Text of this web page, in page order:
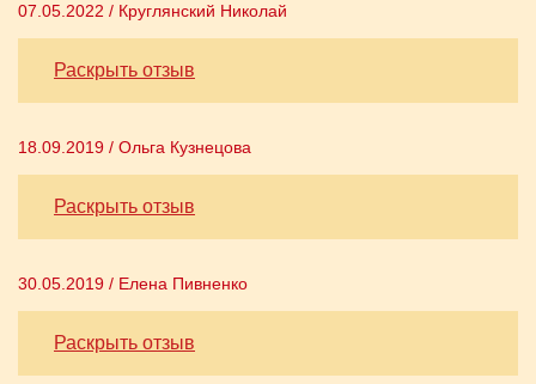
07.05.2022 / Круглянский Николай
Раскрыть отзыв
18.09.2019 / Ольга Кузнецова
Раскрыть отзыв
30.05.2019 / Елена Пивненко
Раскрыть отзыв